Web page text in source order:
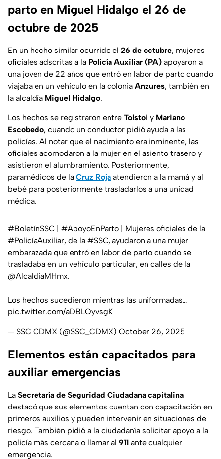
parto en Miguel Hidalgo el 26 de
octubre de 2025
En un hecho similar ocurrido el 26 de octubre, mujeres
oficiales adscritas a la Policía Auxiliar (PA) apoyaron a
una joven de 22 años que entró en labor de parto cuando
viajaba en un vehículo en la colonia Anzures, también en
la alcaldía Miguel Hidalgo.
Los hechos se registraron entre Tolstoi y Mariano
Escobedo, cuando un conductor pidió ayuda a las
policías. Al notar que el nacimiento era inminente, las
oficiales acomodaron a la mujer en el asiento trasero y
asistieron el alumbramiento. Posteriormente,
paramédicos de la Cruz Roja atendieron a la mamá y al
bebé para posteriormente trasladarlos a una unidad
médica.
#BoletínSSC #ApoyoEnParto | Mujeres oficiales de la
#PolicíaAuxiliar, de la #SSC, ayudaron a una mujer
embarazada que entró en labor de parto cuando se
trasladaba en un vehículo particular, en calles de la
@AlcaldiaMHmx.
Los hechos sucedieron mientras las uniformadas…
pic.twitter.com/aDBLOyvsgK
— SSC CDMX (@SSC_CDMX) October 26, 2025
Elementos están capacitados para
auxiliar emergencias
La Secretaría de Seguridad Ciudadana capitalina
destacó que sus elementos cuentan con capacitación en
primeros auxilios y pueden intervenir en situaciones de
riesgo. También pidió a la ciudadanía solicitar apoyo a la
policía más cercana o llamar al 911 ante cualquier
emergencia.